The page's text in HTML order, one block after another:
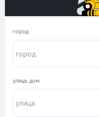
город
улица, дом